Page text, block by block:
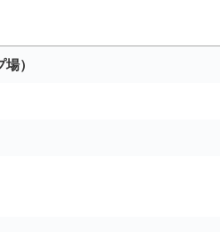
）